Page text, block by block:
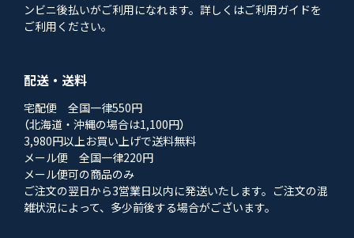
ンビニ後払いがご利用になれます。詳しくはご利用ガイドを
ご利用ください。
配送・送料
宅配便 全国一律550円
（北海道・沖縄の場合は1,100円）
3,980円以上お買い上げで送料無料
メール便 全国一律220円
メール便可の商品のみ
ご注文の翌日から3営業日以内に発送いたします。ご注文の混
雑状況によって、多少前後する場合がございます。